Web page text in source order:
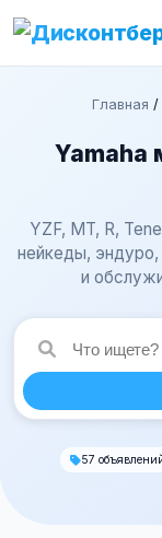
Главная /
Yamaha
YZF, MT, R,
нейкеды,
и
57